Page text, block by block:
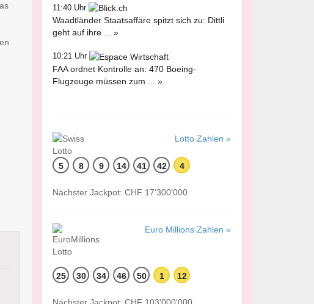
11:40 Uhr
Waadtländer Staatsaffäre spitzt sich zu: Dittli
geht auf ihre ... »
10:21 Uhr
FAA ordnet Kontrolle an: 470 Boeing-
Flugzeuge müssen zum ... »
Lotto Zahlen »
5 8 9 14 41 42 4
Nächster Jackpot: CHF 17'300'000
Euro Millions Zahlen »
25 30 34 46 50 1 12
Nächster Jackpot: CHF 103'000'000